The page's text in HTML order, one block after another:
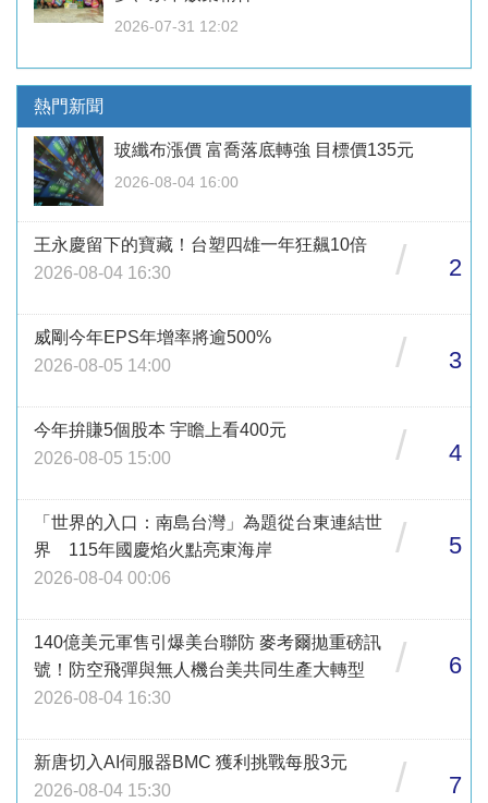
2026-07-31 12:02
熱門新聞
玻纖布漲價 富喬落底轉強 目標價135元
2026-08-04 16:00
王永慶留下的寶藏！台塑四雄一年狂飆10倍
2026-08-04 16:30
/ 2
威剛今年EPS年增率將逾500%
2026-08-05 14:00
/ 3
今年拚賺5個股本 宇瞻上看400元
2026-08-05 15:00
/ 4
「世界的入口：南島台灣」為題從台東連結世
界 115年國慶焰火點亮東海岸
2026-08-04 00:06
/ 5
140億美元軍售引爆美台聯防 麥考爾拋重磅訊
號！防空飛彈與無人機台美共同生產大轉型
2026-08-04 16:30
/ 6
新唐切入AI伺服器BMC 獲利挑戰每股3元
2026-08-04 15:30
/ 7